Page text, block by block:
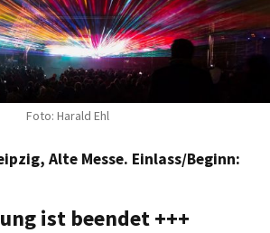
Foto: Harald Ehl
Alte Messe. Einlass/Beginn:
ist beendet +++